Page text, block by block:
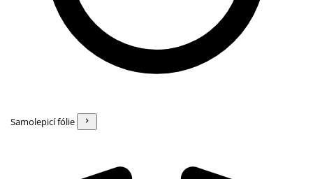
Samolepicí fólie